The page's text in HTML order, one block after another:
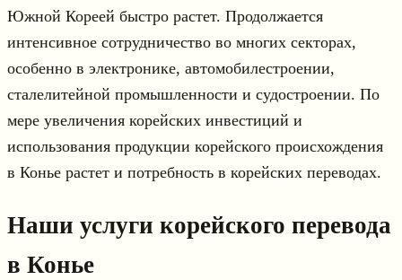
Южной Кореей быстро растет. Продолжается
интенсивное сотрудничество во многих секторах,
особенно в электронике, автомобилестроении,
сталелитейной промышленности и судостроении. По
мере увеличения корейских инвестиций и
использования продукции корейского происхождения
в Конье растет и потребность в корейских переводах.
Наши услуги корейского перевода
в Конье